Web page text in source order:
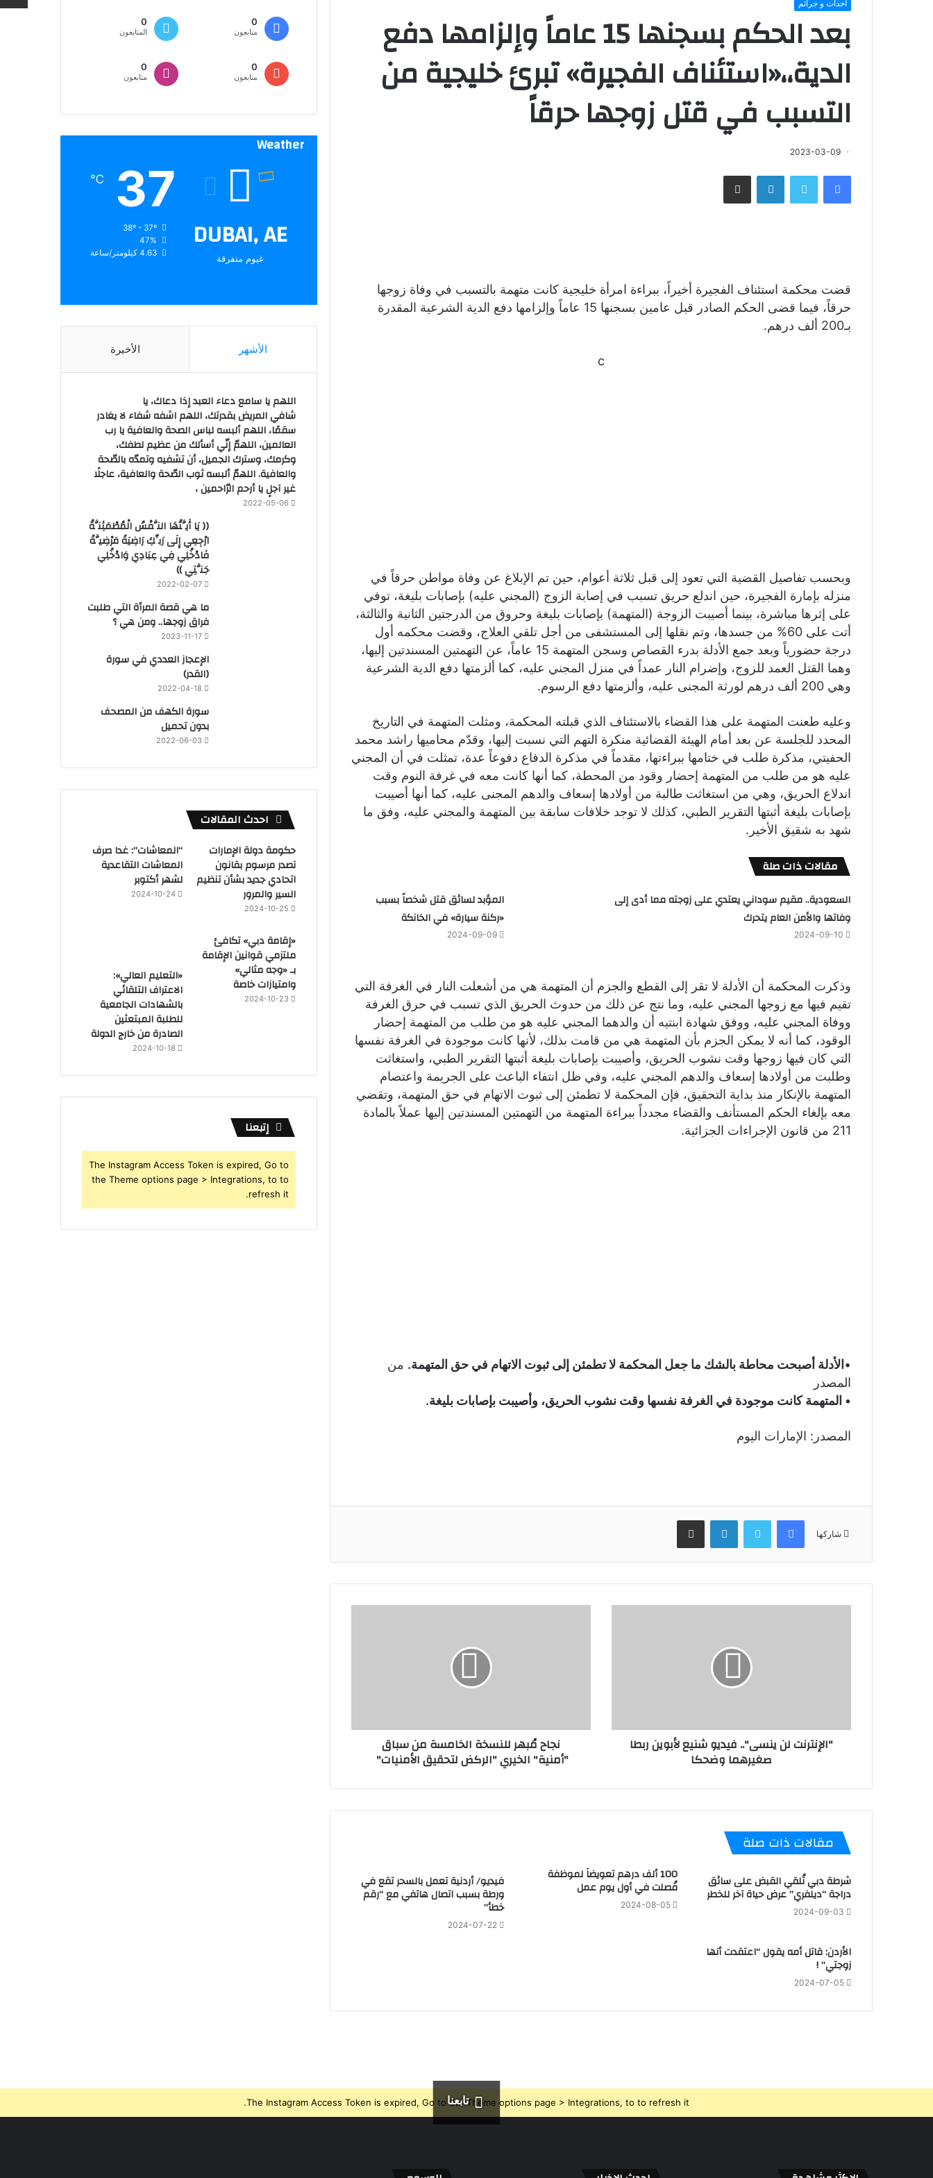
احداث و جرائم
بعد الحكم بسجنها 15 عاماً وإلزامها دفع
الدية،،«استئناف الفجيرة» تبرئ خليجية من
التسبب في قتل زوجها حرقاً
2023-03-09
فيسبوك تويتر لينكدإن مشاركة عبر البريد
قضت محكمة استئناف الفجيرة أخيراً، ببراءة امرأة خليجية كانت متهمة بالتسبب في وفاة زوجها
حرقاً، فيما قضى الحكم الصادر قبل عامين بسجنها 15 عاماً وإلزامها دفع الدية الشرعية المقدرة
بـ200 ألف درهم.
c
وبحسب تفاصيل القضية التي تعود إلى قبل ثلاثة أعوام، حين تم الإبلاغ عن وفاة مواطن حرقاً في
منزله بإمارة الفجيرة، حين اندلع حريق تسبب في إصابة الزوج (المجني عليه) بإصابات بليغة، توفي
على إثرها مباشرة، بينما أصيبت الزوجة (المتهمة) بإصابات بليغة وحروق من الدرجتين الثانية والثالثة،
أتت على 60% من جسدها، وتم نقلها إلى المستشفى من أجل تلقي العلاج، وقضت محكمه أول
درجة حضورياً وبعد جمع الأدلة بدرء القصاص وسجن المتهمة 15 عاماً، عن التهمتين المسندتين إليها،
وهما القتل العمد للزوج، وإضرام النار عمداً في منزل المجني عليه، كما ألزمتها دفع الدية الشرعية
وهي 200 ألف درهم لورثة المجنى عليه، وألزمتها دفع الرسوم.
وعليه طعنت المتهمة على هذا القضاء بالاستئناف الذي قبلته المحكمة، ومثلت المتهمة في التاريخ
المحدد للجلسة عن بعد أمام الهيئة القضائية منكرة التهم التي نسبت إليها، وقدّم محاميها راشد محمد
الحفيتي، مذكرة طلب في ختامها ببراءتها، مقدماً في مذكرة الدفاع دفوعاً عدة، تمثلت في أن المجني
عليه هو من طلب من المتهمة إحضار وقود من المحطة، كما أنها كانت معه في غرفة النوم وقت
اندلاع الحريق، وهي من استغاثت طالبة من أولادها إسعاف والدهم المجنى عليه، كما أنها أصيبت
بإصابات بليغة أثبتها التقرير الطبي، كذلك لا توجد خلافات سابقة بين المتهمة والمجني عليه، وفق ما
شهد به شقيق الأخير.
مقالات ذات صلة
السعودية.. مقيم سوداني يعتدي على زوجته مما أدى إلى
وفاتها والأمن العام يتحرك
2024-09-10
المؤبد لسائق قتل شخصاً بسبب
«ركنة سيارة» في الخانكة
2024-09-09
وذكرت المحكمة أن الأدلة لا تقر إلى القطع والجزم أن المتهمة هي من أشعلت النار في الغرفة التي
تقيم فيها مع زوجها المجني عليه، وما نتج عن ذلك من حدوث الحريق الذي تسبب في حرق الغرفة
ووفاة المجني عليه، ووفق شهادة ابنتيه أن والدهما المجني عليه هو من طلب من المتهمة إحضار
الوقود، كما أنه لا يمكن الجزم بأن المتهمة هي من قامت بذلك، لأنها كانت موجودة في الغرفة نفسها
التي كان فيها زوجها وقت نشوب الحريق، وأصيبت بإصابات بليغة أثبتها التقرير الطبي، واستغاثت
وطلبت من أولادها إسعاف والدهم المجني عليه، وفي ظل انتفاء الباعث على الجريمة واعتصام
المتهمة بالإنكار منذ بداية التحقيق، فإن المحكمة لا تطمئن إلى ثبوت الاتهام في حق المتهمة، وتقضي
معه بإلغاء الحكم المستأنف والقضاء مجدداً ببراءة المتهمة من التهمتين المسندتين إليها عملاً بالمادة
211 من قانون الإجراءات الجزائية.
• الأدلة أصبحت محاطة بالشك ما جعل المحكمة لا تطمئن إلى ثبوت الاتهام في حق المتهمة. من
المصدر
• المتهمة كانت موجودة في الغرفة نفسها وقت نشوب الحريق، وأصيبت بإصابات بليغة.
المصدر: الإمارات اليوم
شاركها
فيسبوك تويتر لينكدإن مشاركة عبر البريد
"الإنترنت لن ينسى".. فيديو شنيع لأبوين ربطا
صغيرهما وضحكا
نجاح مُبهر للنسخة الخامسة من سباق
"أمنية" الخيري "الركض لتحقيق الأمنيات"
مقالات ذات صلة
شرطة دبي تُلقي القبض على سائق
دراجة “ديلفري” عرض حياة آخر للخطر
2024-09-03
100 ألف درهم تعويضاً لموظفة
فُصلت في أول يوم عمل
2024-08-05
فيديو/ أردنية تعمل بالسحر تقع في
ورطة بسبب اتصال هاتفي مع “رقم
خطأ”
2024-07-22
الأردن: قاتل أمه يقول “اعتقدت أنها
زوجتي” !
2024-07-05
0
متابعون
0
المتابعون
0
متابعون
0
متابعون
Weather
DUBAI, AE
غيوم متفرقة
37
℃
38º - 37º
47%
4.63 كيلومتر/ساعة
الأشهر الأخيرة
اللهم يا سامع دعاء العبد إذا دعاك، يا
شافي المريض بقدرتك، اللهم اشفه شفاء لا يغادر
سقمًا، اللهم ألبسه لباس الصحة والعافية يا رب
العالمين، اللهمّ إنّي أسألك من عظيم لطفك،
وكرمك، وسترك الجميل، أن تشفيه وتمدّه بالصّحة
والعافية. اللهمّ ألبسه ثوب الصّحة والعافية، عاجلًا
غير آجلٍ يا أرحم الرّاحمين ،
2022-05-06
(( يَا أَيَّتُهَا النَّفْسُ الْمُطْمَئِنَّةُ
ارْجِعِي إِلَى رَبِّكِ رَاضِيَةً مَرْضِيَّةً
فَادْخُلِي فِي عِبَادِي وَادْخُلِي
جَنَّتِي ))
2022-02-07
ما هي قصة المرأة التي طلبت
فراق زوجها.. ومن هي ؟
2023-11-17
‏الإعجاز العددي في سورة
(القدر)
2022-04-18
سورة الكهف من المصحف
بدون تحميل
2022-06-03
احدث المقالات
حكومة دولة الإمارات
تصدر مرسوم بقانون
اتحادي جديد بشأن تنظيم
السير والمرور
2024-10-25
“المعاشات”: غدا صرف
المعاشات التقاعدية
لشهر أكتوبر
2024-10-24
«إقامة دبي» تكافئ
ملتزمي قوانين الإقامة
بـ «وجه مثالي»
وامتيازات خاصة
2024-10-23
«التعليم العالي»:
الاعتراف التلقائي
بالشهادات الجامعية
للطلبة المبتعثين
الصادرة من خارج الدولة
2024-10-18
إتبعنا
The Instagram Access Token is expired, Go to
the Theme options page > Integrations, to to
refresh it.
تابعنا
The Instagram Access Token is expired, Go to the Theme options page > Integrations, to to refresh it.